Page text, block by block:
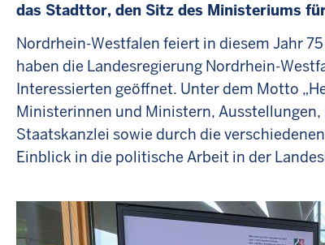
das Stadttor, den Sitz des Ministeriums
Nordrhein-Westfalen feiert in diesem Jahr
haben die Landesregierung Nordrhein-
Interessierten geöffnet. Unter dem Motto
Ministerinnen und Ministern,
Staatskanzlei sowie durch die
Einblick in die politische Arbeit in der